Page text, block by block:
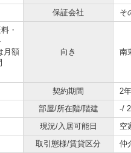
保証会社 そ
・
月額
向き 南
契約期間
2年
部屋/所在階/階建
-/
現況/入居可能日
空
取引態様/賃貸区分
仲